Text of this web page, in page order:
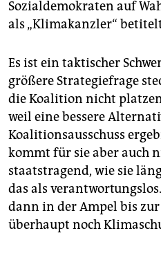
Sozialdemokraten auf
als „Klimakanzler“
Es ist ein taktischer
größere Strategiefrage
die Koalition nicht
weil eine bessere
Koalitionsausschuss
kommt für sie aber auch
staatstragend, wie sie
das als
dann in der Ampel bis
überhaupt noch